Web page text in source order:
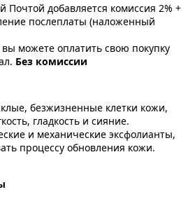
Почтой добавляется комиссия 2% +
послеплаты (наложенный
можете оплатить свою покупку
Без комиссии
безжизненные клетки кожи,
гладкость и сияние.
и механические эксфолианты,
процессу обновления кожи.